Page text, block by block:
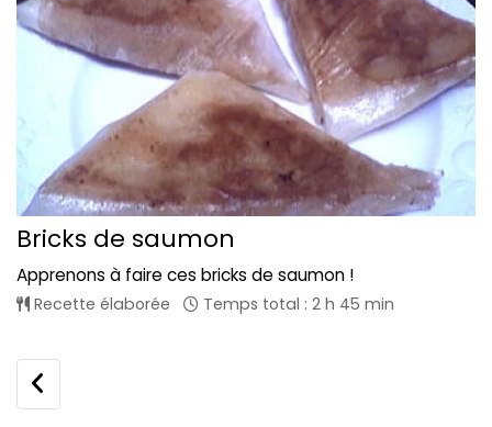
Bricks de saumon
Apprenons à faire ces bricks de saumon !
Recette élaborée Temps total : 2 h 45 min